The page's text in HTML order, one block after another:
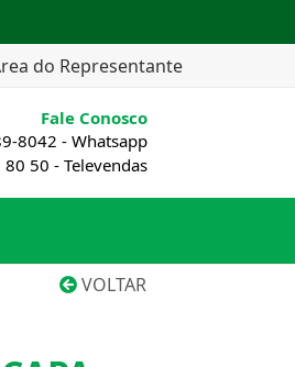
do Representante
Fale Conosco
8042 - Whatsapp
50 - Televendas
VOLTAR